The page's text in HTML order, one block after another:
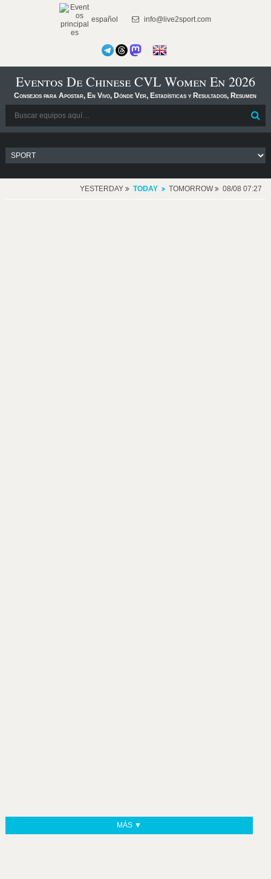
español info@live2sport.com
Eventos De Chinese CVL Women En 2026
Consejos para Apostar, En Vivo, Dónde Ver, Estadísticas y Resultados, Resumen
YESTERDAY TODAY TOMORROW 08/08 07:27
MÁS ▼